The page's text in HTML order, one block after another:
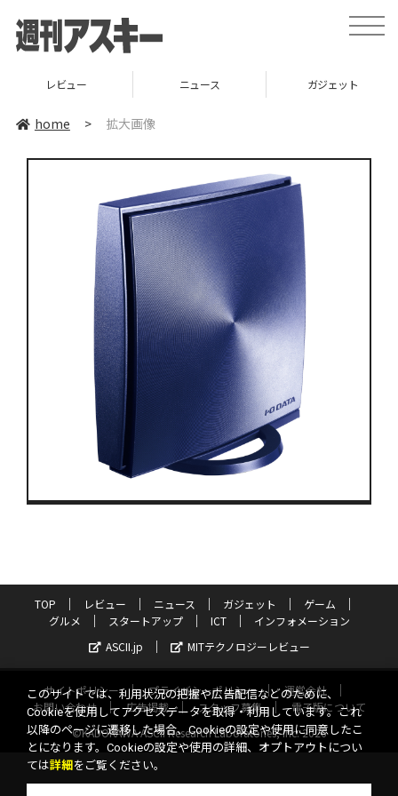
toggle
レビュー ニュース ガジェット
home > 拡大画像
TOP レビュー ニュース ガジェット
ゲーム
グルメ
スタートアップ ICT
インフォメーション
ASCII.jp
MITテクノロジーレビュー
サイトポリシー プライバシーポリシー
運営会社
お問い合わせ
広告掲載 スタッフ募集
電子版について
©KADOKAWA ASCII Research Laboratories, Inc. 2026
このサイトでは、利用状況の把握や広告配信などのために、
Cookieを使用してアクセスデータを取得・利用しています。これ
以降のページに遷移した場合、Cookieの設定や使用に同意したこ
とになります。Cookieの設定や使用の詳細、オプトアウトについ
ては詳細 をご覧ください。